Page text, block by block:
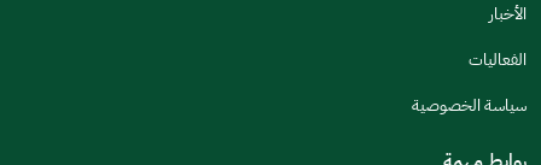
اخبرنا عن تجربتك في هذه الخدمة
الأخبار
الفعاليات
سياسة الخصوصية